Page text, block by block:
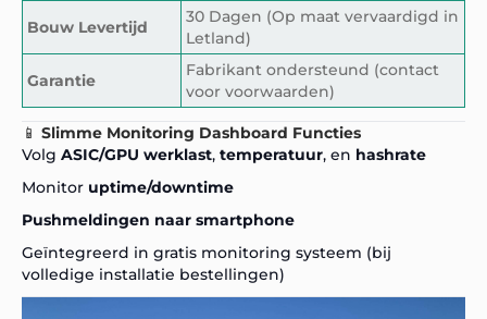
Bouw Levertijd
30 Dagen (Op maat vervaardigd in
Letland)
Garantie
Fabrikant ondersteund (contact
voor voorwaarden)
📱 Slimme Monitoring Dashboard Functies
Volg ASIC/GPU werklast, temperatuur, en hashrate
Monitor uptime/downtime
Pushmeldingen naar smartphone
Geïntegreerd in gratis monitoring systeem (bij
volledige installatie bestellingen)